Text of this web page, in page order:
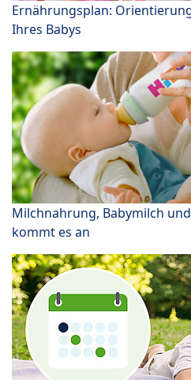
Ernährungsplan:
Ihres Babys
Milchnahrung, Babymilch
kommt es an